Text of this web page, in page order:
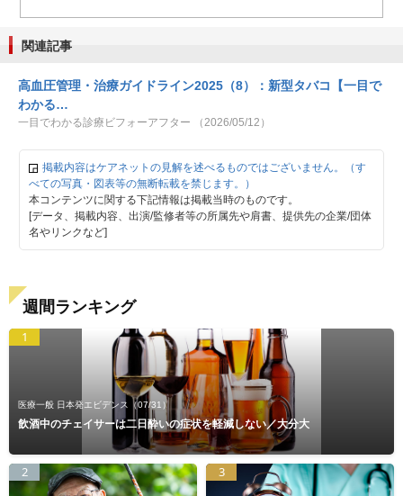
関連記事
高血圧管理・治療ガイドライン2025（8）：新型タバコ【一目で
わかる…
一目でわかる診療ビフォーアフター （2026/05/12）
掲載内容はケアネットの見解を述べるものではございません。（す
べての写真・図表等の無断転載を禁じます。）
本コンテンツに関する下記情報は掲載当時のものです。
[データ、掲載内容、出演/監修者等の所属先や肩書、提供先の企業/団体
名やリンクなど]
週間ランキング
1
医療一般 日本発エビデンス （07/31）
飲酒中のチェイサーは二日酔いの症状を軽減しない／大分大
2 3